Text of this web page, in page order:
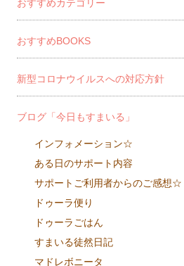
おすすめカテゴリー
おすすめBOOKS
新型コロナウイルスへの対応方針
ブログ「今日もすまいる」
インフォメーション☆
ある日のサポート内容
サポートご利用者からのご感想☆
ドゥーラ便り
ドゥーラごはん
すまいる徒然日記
マドレボニータ